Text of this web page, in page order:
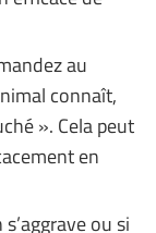
au
connaît,
». Cela peut
en
ou si